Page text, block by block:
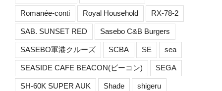
Romanée-conti Royal Household RX-78-2
SAB. SUNSET RED Sasebo C&B Burgers
SASEBO軍港クルーズ SCBA SE sea
SEASIDE CAFE BEACON(ビーコン) SEGA
SH-60K SUPER AUK Shade shigeru